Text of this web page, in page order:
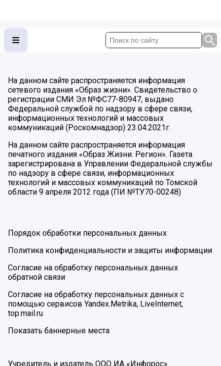
На данном сайте распространяется информация
сетевого издания «Образ жизни». Свидетельство о
регистрации СМИ Эл №ФС77-80947, выдано
Федеральной службой по надзору в сфере связи,
информационных технологий и массовых
коммуникаций (Роскомнадзор) 23.04.2021г.
На данном сайте распространяется информация
печатного издания «Образ Жизни. Регион». Газета
зарегистрирована в Управлении Федеральной службы
по надзору в сфере связи, информационных
технологий и массовых коммуникаций по Томской
области 9 апреля 2012 года (ПИ №ТУ70-00248)
Порядок обработки персональных данных
Политика конфиденциальности и защиты информации
Согласие на обработку персональных данных
обратной связи
Согласие на обработку персональных данных с
помощью сервисов Yandex.Metrika, LiveInternet,
top.mail.ru
Показать баннерные места
Учредитель и издатель ООО ИА «Инфорос».